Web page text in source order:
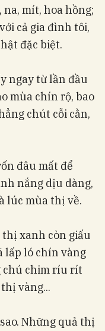
mít, hoa hồng;
cả gia đình tôi,
đặc biệt.
ngay từ lần đầu
mùa chín rộ, bao
chút cỗi cằn,
đâu mất để
nắng dịu dàng,
lúc mùa thị về.
xanh còn giấu
lấp ló chín vàng
chú chim ríu rít
vàng...
Những quả thị